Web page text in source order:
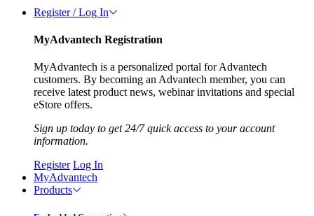
Register / Log In
MyAdvantech Registration
MyAdvantech is a personalized portal for Advantech
customers. By becoming an Advantech member, you can
receive latest product news, webinar invitations and special
eStore offers.
Sign up today to get 24/7 quick access to your account
information.
Register Log In
MyAdvantech
Products